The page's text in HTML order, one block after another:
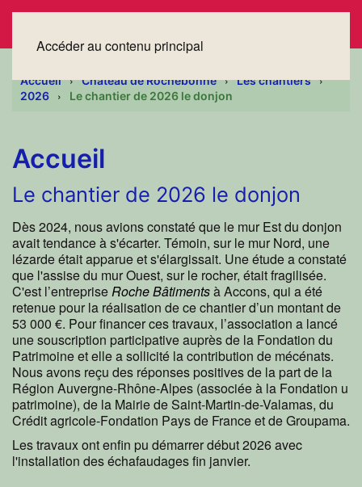
Accéder au contenu principal
Accueil Château de Rochebonne
Les chantiers
2026
Le chantier de 2026 le donjon
Accueil
Le chantier de 2026 le donjon
Dès 2024, nous avions constaté que le mur Est du donjon
avait tendance à s'écarter. Témoin, sur le mur Nord, une
lézarde était apparue et s'élargissait. Une étude a constaté
que l'assise du mur Ouest, sur le rocher, était fragilisée.
C'est l’entrepriseRoche Bâtimentsà Accons, qui a été
retenue pour la réalisation de ce chantier d’un montant de
53 000 €. Pour financer ces travaux, l’association a lancé
une souscription participative auprès de la Fondation du
Patrimoine et elle a sollicité la contribution de mécénats.
Nous avons reçu des réponses positives de la part de la
Région Auvergne-Rhône-Alpes (associée à la Fondation u
patrimoine), de la Mairie de Saint-Martin-de-Valamas, du
Crédit agricole-Fondation Pays de France et de Groupama.
Les travaux ont enfin pu démarrer début 2026 avec
l'installation des échafaudages fin janvier.